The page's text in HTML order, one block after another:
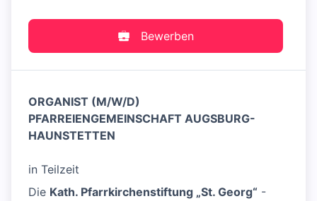
Bewerben
ORGANIST (M/W/D)
PFARREIENGEMEINSCHAFT AUGSBURG-
HAUNSTETTEN
in Teilzeit
Die Kath. Pfarrkirchenstiftung „St. Georg“ -